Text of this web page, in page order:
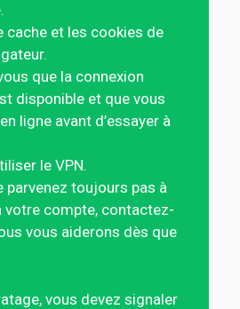
cache et les cookies de
que la connexion
disponible et que vous
ligne avant d’essayer à
le VPN.
parvenez toujours pas à
votre compte, contactez-
vous aiderons dès que
vous devez signaler